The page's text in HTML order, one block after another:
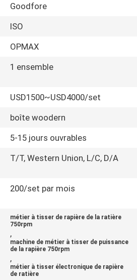
Goodfore
ISO
OPMAX
1 ensemble
USD1500~USD4000/set
boîte woodern
5-15 jours ouvrables
T/T, Western Union, L/C, D/A
200/set par mois
métier à tisser de rapière de la ratière
750rpm
,
machine de métier à tisser de puissance
de la rapière 750rpm
,
métier à tisser électronique de rapière
de ratière